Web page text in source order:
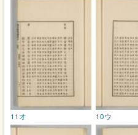
10ウ
11オ